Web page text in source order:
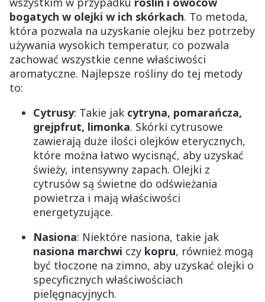
bogatych w olejki w ich skórkach. To metoda,
która pozwala na uzyskanie olejku bez potrzeby
używania wysokich temperatur, co pozwala
zachować wszystkie cenne właściwości
aromatyczne. Najlepsze rośliny do tej metody
to:
Cytrusy: Takie jak cytryna, pomarańcza,
grejpfrut, limonka. Skórki cytrusowe
zawierają duże ilości olejków eterycznych,
które można łatwo wycisnąć, aby uzyskać
świeży, intensywny zapach. Olejki z
cytrusów są świetne do odświeżania
powietrza i mają właściwości
energetyzujące.
Nasiona: Niektóre nasiona, takie jak
nasiona marchwi czy kopru, również mogą
być tłoczone na zimno, aby uzyskać olejki o
specyficznych właściwościach
pielęgnacyjnych.